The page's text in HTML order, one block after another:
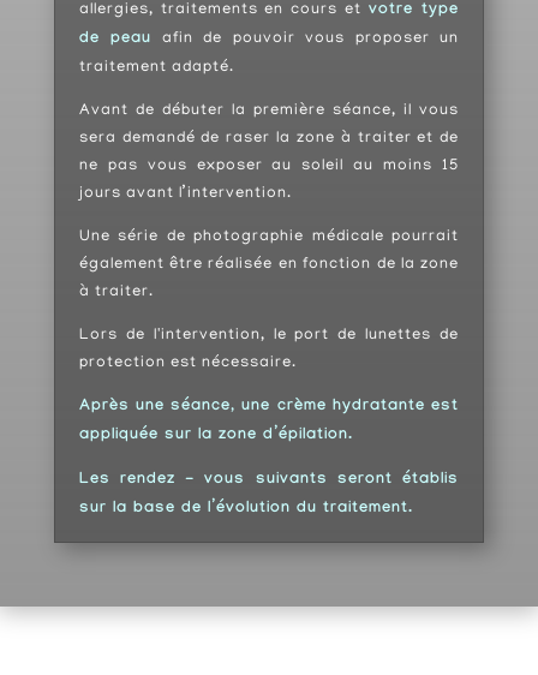
allergies, traitements en cours et votre type
de peau afin de pouvoir vous proposer un
traitement adapté.
Avant de débuter la première séance, il vous
sera demandé de raser la zone à traiter et de
ne pas vous exposer au soleil au moins 15
jours avant l’intervention.
Une série de photographie médicale pourrait
également être réalisée en fonction de la zone
à traiter.
Lors de l'intervention, le port de lunettes de
protection est nécessaire.
Après une séance, une crème hydratante est
appliquée sur la zone d’épilation.
Les rendez - vous suivants seront établis
sur la base de l’évolution du traitement.